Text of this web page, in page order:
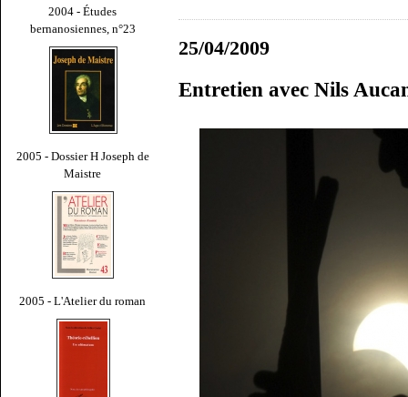
2004 - Études
bernanosiennes, n°23
2005 - Dossier H Joseph de
Maistre
2005 - L'Atelier du roman
25/04/2009
Entretien avec Nils